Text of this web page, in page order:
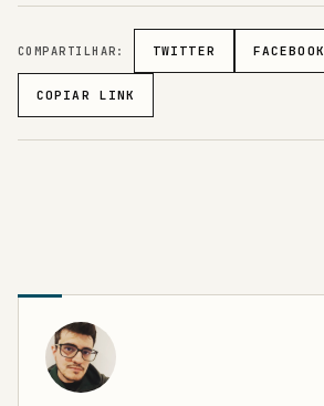
COMPARTILHAR: TWITTER FACEBOOK
COPIAR LINK